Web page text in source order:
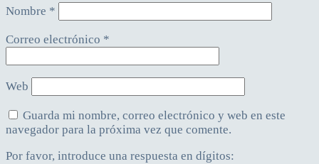
Nombre *
Correo electrónico *
Web
Guarda mi nombre, correo electrónico y web en este
navegador para la próxima vez que comente.
Por favor, introduce una respuesta en dígitos: